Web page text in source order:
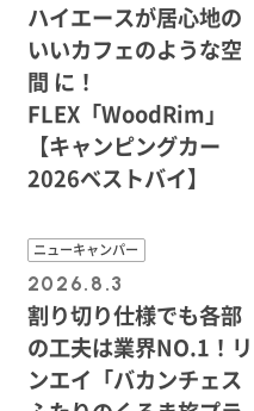
ハイエースが居心地の
いいカフェのような空
間 に！
FLEX「WoodRim」
【キャンピングカー
2026ベストバイ】
ニューキャンパー
2026.8.3
割り切り仕様でも各部
の工夫は業界NO.1！リ
ンエイ「バカンチェス